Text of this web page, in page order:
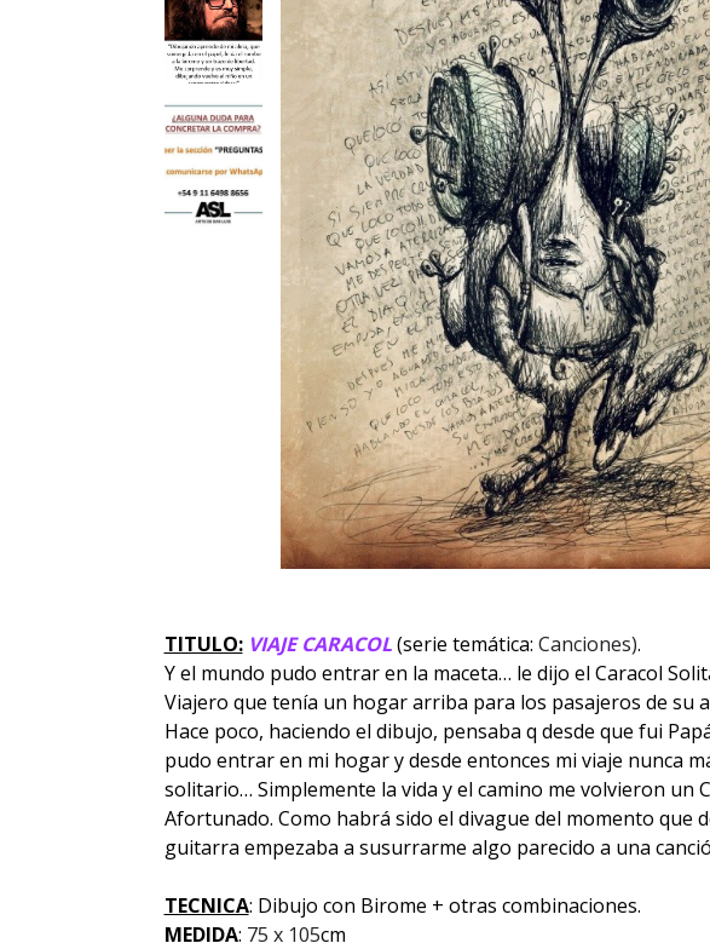
TITULO: VIAJE CARACOL(serie temática: Canciones).
Y el mundo pudo entrar en la maceta… le dijo el Caracol
Viajero que tenía un hogar arriba para los pasajeros de su
Hace poco, haciendo el dibujo, pensaba q desde que fui
pudo entrar en mi hogar y desde entonces mi viaje nunca
solitario… Simplemente la vida y el camino me volvieron un
Afortunado. Como habrá sido el divague del momento que
guitarra empezaba a susurrarme algo parecido a una
TECNICA: Dibujo con Birome + otras combinaciones.
MEDIDA: 75 x 105cm